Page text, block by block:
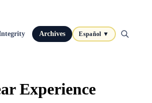
Archives Español ▼
Experience